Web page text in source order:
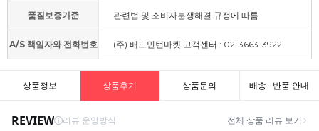
품질보증기준 관련법 및 소비자분쟁해결 규정에 따름
A/S 책임자와 전화번호 (주) 배드민턴마켓 고객센터 : 02-3663-3922
상품정보 상품후기 상품문의 배송 · 반품 안내